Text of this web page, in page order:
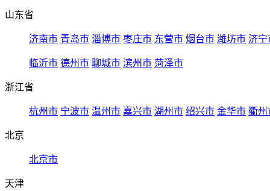
山东省
济南市 青岛市 淄博市 枣庄市 东营市 烟台市 潍坊市 济宁
临沂市 德州市 聊城市 滨州市 菏泽市
浙江省
杭州市 宁波市 温州市 嘉兴市 湖州市 绍兴市 金华市 衢州
北京
北京市
天津